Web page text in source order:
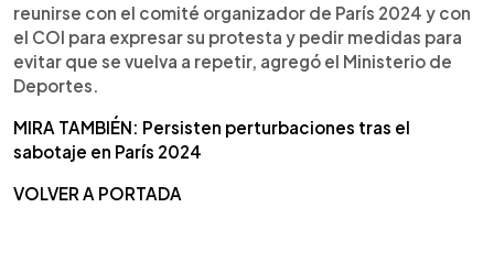
reunirse con el comité organizador de París 2024 y con
el COI para expresar su protesta y pedir medidas para
evitar que se vuelva a repetir, agregó el Ministerio de
Deportes.
MIRA TAMBIÉN: Persisten perturbaciones tras el
sabotaje en París 2024
VOLVER A PORTADA